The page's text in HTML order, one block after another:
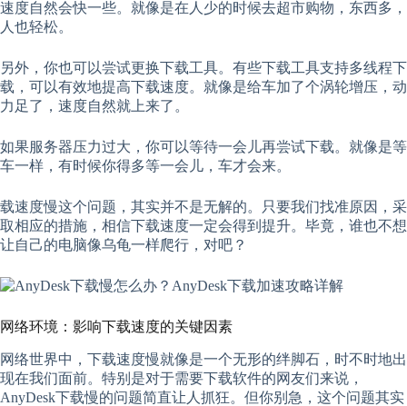
速度自然会快一些。就像是在人少的时候去超市购物，东西多，
人也轻松。
另外，你也可以尝试更换下载工具。有些下载工具支持多线程下
载，可以有效地提高下载速度。就像是给车加了个涡轮增压，动
力足了，速度自然就上来了。
如果服务器压力过大，你可以等待一会儿再尝试下载。就像是等
车一样，有时候你得多等一会儿，车才会来。
载速度慢这个问题，其实并不是无解的。只要我们找准原因，采
取相应的措施，相信下载速度一定会得到提升。毕竟，谁也不想
让自己的电脑像乌龟一样爬行，对吧？
网络环境：影响下载速度的关键因素
网络世界中，下载速度慢就像是一个无形的绊脚石，时不时地出
现在我们面前。特别是对于需要下载软件的网友们来说，
AnyDesk下载慢的问题简直让人抓狂。但你别急，这个问题其实